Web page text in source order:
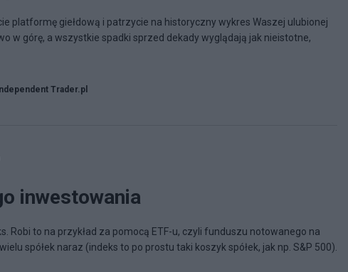
platformę giełdową i patrzycie na historyczny wykres Waszej ulubionej
w górę, a wszystkie spadki sprzed dekady wyglądają jak nieistotne,
Independent Trader.pl
inwestowania
Robi to na przykład za pomocą ETF-u, czyli funduszu notowanego na
spółek naraz (indeks to po prostu taki koszyk spółek, jak np. S&P 500).